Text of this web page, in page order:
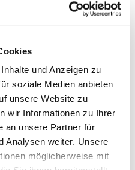
und Anzeigen zu
soziale Medien anbieten
unsere Website zu
wir Informationen zu Ihrer
an unsere Partner für
Analysen weiter. Unsere
möglicherweise mit
Dürwiß,